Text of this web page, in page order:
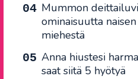
Mummon
ominaisuutta
miehestä
Anna hiustesi
saat siitä 5 hyötyä